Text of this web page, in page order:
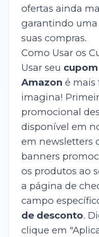
ofertas ainda
garantindo
suas compras.
Como Usar os
Usar seu
Amazon é mais
imagina!
promocional
disponível em
em newsletters
banners
os produtos ao
a página de
campo
de desconto.
clique em